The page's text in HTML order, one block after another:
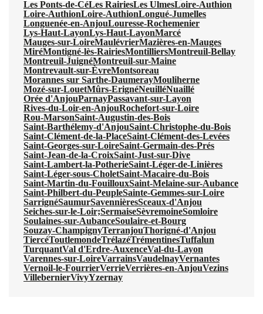
Les Ponts-de-CéLes RairiesLes UlmesLoire-Authion
Loire-AuthionLoire-AuthionLongué-Jumelles
Longuenée-en-AnjouLouresse-Rochemenier
Lys-Haut-LayonLys-Haut-LayonMarcé
Mauges-sur-LoireMaulévrierMazières-en-Mauges
MiréMontigné-lès-RairiesMontilliersMontreuil-Bellay
Montreuil-JuignéMontreuil-sur-Maine
Montrevault-sur-ÈvreMontsoreau
Morannes sur Sarthe-DaumerayMouliherne
Mozé-sur-LouetMûrs-ErignéNeuilléNuaillé
Orée d'AnjouParnayPassavant-sur-Layon
Rives-du-Loir-en-AnjouRochefort-sur-Loire
Rou-MarsonSaint-Augustin-des-Bois
Saint-Barthélemy-d'AnjouSaint-Christophe-du-Bois
Saint-Clément-de-la-PlaceSaint-Clément-des-Levées
Saint-Georges-sur-LoireSaint-Germain-des-Prés
Saint-Jean-de-la-CroixSaint-Just-sur-Dive
Saint-Lambert-la-PotherieSaint-Léger-de-Linières
Saint-Léger-sous-CholetSaint-Macaire-du-Bois
Saint-Martin-du-FouillouxSaint-Melaine-sur-Aubance
Saint-Philbert-du-PeupleSainte-Gemmes-sur-Loire
SarrignéSaumurSavennièresSceaux-d'Anjou
Seiches-sur-le-Loir;SermaiseSèvremoineSomloire
Soulaines-sur-AubanceSoulaire-et-Bourg
Souzay-ChampignyTerranjouThorigné-d'Anjou
TiercéToutlemondeTrélazéTrémentinesTuffalun
TurquantVal d'Erdre-AuxenceVal-du-Layon
Varennes-sur-LoireVarrainsVaudelnayVernantes
Vernoil-le-FourrierVerrieVerrières-en-AnjouVezins
VillebernierVivyYzernay